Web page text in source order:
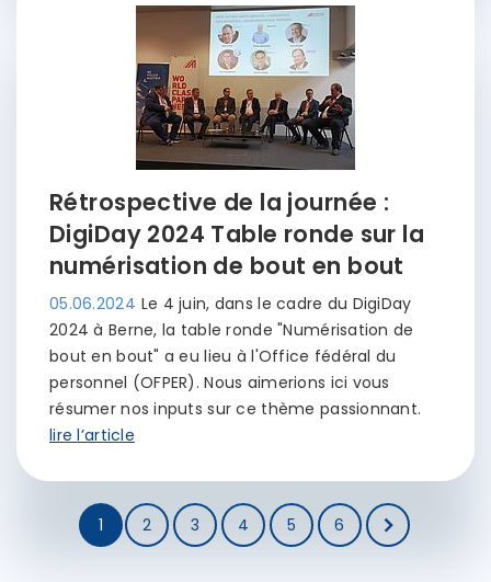
Rétrospective de la journée :
DigiDay 2024 Table ronde sur la
numérisation de bout en bout
05.06.2024 Le 4 juin, dans le cadre du DigiDay
2024 à Berne, la table ronde "Numérisation de
bout en bout" a eu lieu à l'Office fédéral du
personnel (OFPER). Nous aimerions ici vous
résumer nos inputs sur ce thème passionnant.
lire l’article
1 2 3 4 5 6